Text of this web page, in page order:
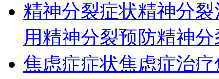
精神分裂症状精神分裂
用精神分裂预防精神
焦虑症症状焦虑症治疗